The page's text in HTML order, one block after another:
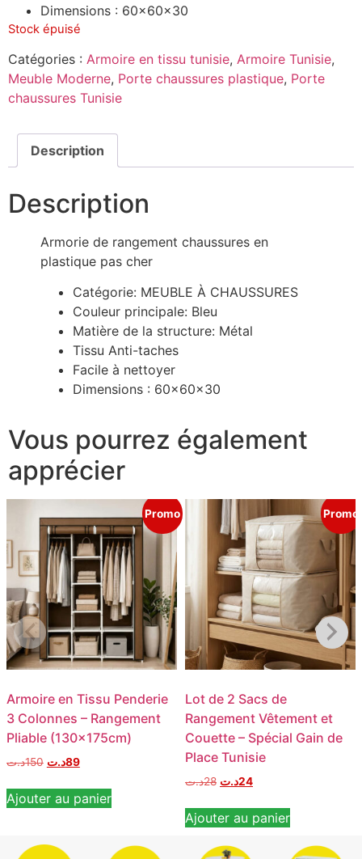
Dimensions : 60x60x30
Stock épuisé
Catégories : Armoire en tissu tunisie, Armoire Tunisie,
Meuble Moderne, Porte chaussures plastique, Porte
chaussures Tunisie
Description
Description
Armorie de rangement chaussures en
plastique pas cher
Catégorie: MEUBLE À CHAUSSURES
Couleur principale: Bleu
Matière de la structure: Métal
Tissu Anti-taches
Facile à nettoyer
Dimensions : 60x60x30
Vous pourrez également
apprécier
Promo
Armoire en Tissu Penderie
3 Colonnes – Rangement
Pliable (130x175cm)
150د.ت 89د.ت
Ajouter au panier
Promo
Lot de 2 Sacs de
Rangement Vêtement et
Couette – Spécial Gain de
Place Tunisie
28د.ت 24د.ت
Ajouter au panier